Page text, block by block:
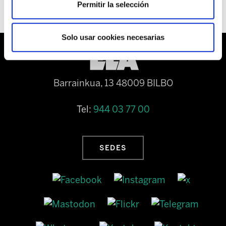
Permitir la selección
Solo usar cookies necesarias
Barrainkua, 13 48009 BILBO
Tel: 944 03 77 00
SEDES